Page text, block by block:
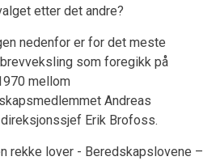
etter det andre?
nedenfor er for det meste
som foregikk på
mellom
Andreas
Erik Brofoss.
rekke lover - Beredskapslovene –